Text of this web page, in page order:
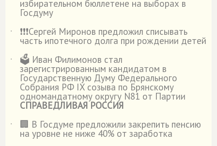
избирательном бюллетене на выборах в
Госдуму
˙
❗️❗️❗️Сергей Миронов предложил списывать
часть ипотечного долга при рождении детей
˙
🗳️ Иван Филимонов стал
зарегистрированным кандидатом в
Государственную Думу Федерального
Собрания РФ IX созыва по Брянскому
одномандатному округу N81 от Партии
СПРАВЕДЛИВАЯ РОССИЯ
˙
🏢 В Госдуме предложили закрепить пенсию
на уровне не ниже 40% от заработка